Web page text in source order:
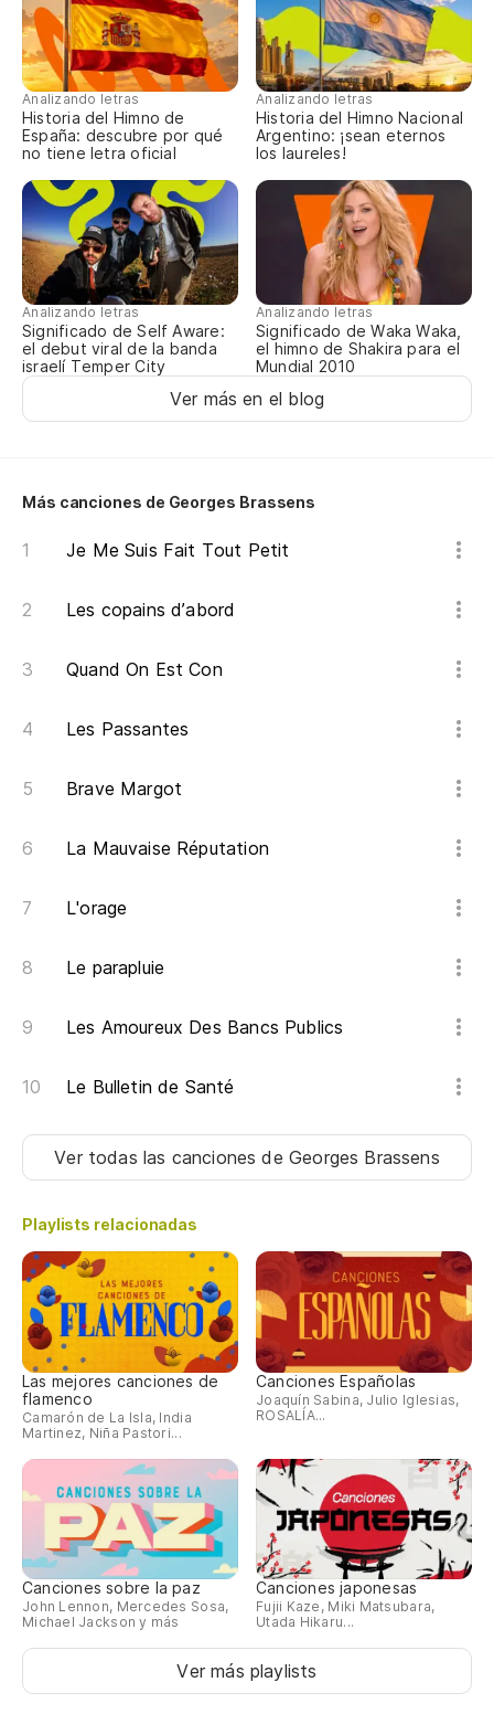
Analizando letras
Historia del Himno de
España: descubre por qué
no tiene letra oficial
Analizando letras
Historia del Himno Nacional
Argentino: ¡sean eternos
los laureles!
Analizando letras
Significado de Self Aware:
el debut viral de la banda
israelí Temper City
Analizando letras
Significado de Waka Waka,
el himno de Shakira para el
Mundial 2010
Ver más en el blog
Más canciones de Georges Brassens
Je Me Suis Fait Tout Petit
Les copains d’abord
Quand On Est Con
Les Passantes
Brave Margot
La Mauvaise Réputation
L'orage
Le parapluie
Les Amoureux Des Bancs Publics
Le Bulletin de Santé
Ver todas las cancionesde Georges Brassens
Playlists relacionadas
Las mejores canciones de
flamenco
Camarón de La Isla, India
Martinez, Niña Pastori...
Canciones Españolas
Joaquín Sabina, Julio Iglesias,
ROSALÍA...
Canciones sobre la paz
John Lennon, Mercedes Sosa,
Michael Jackson y más
Canciones japonesas
Fujii Kaze, Miki Matsubara,
Utada Hikaru...
Ver más playlists